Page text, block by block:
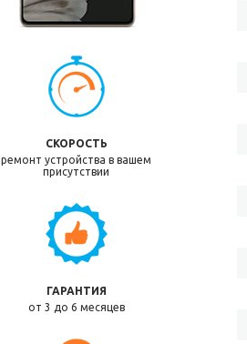
СКОРОСТЬ
ремонт устройства в вашем
присутствии
ГАРАНТИЯ
от 3 до 6 месяцев